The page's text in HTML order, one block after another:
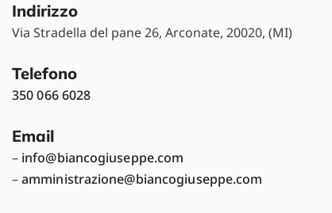
Indirizzo
Via Stradella del pane 26, Arconate, 20020, (MI)
Telefono
350 066 6028
Email
– info@biancogiuseppe.com
–amministrazione@biancogiuseppe.com